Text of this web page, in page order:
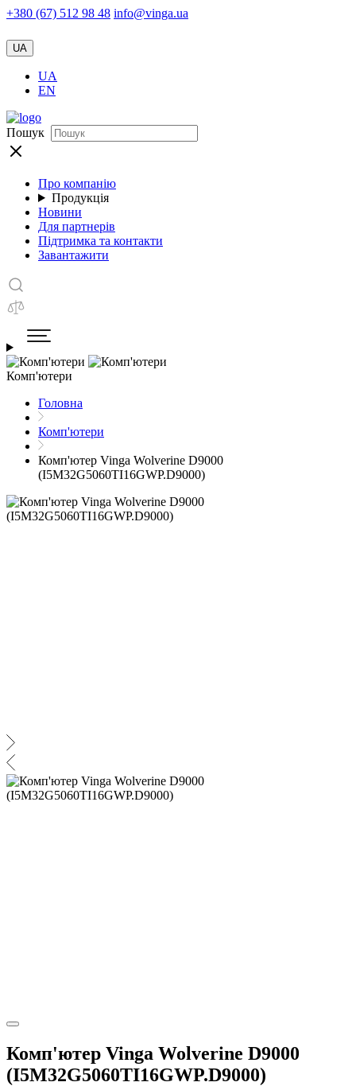
+380 (67) 512 98 48 info@vinga.ua
UA
UA
EN
Пошук
Про компанію
Продукція
Новини
Для партнерів
Підтримка та контакти
Завантажити
Комп'ютери
Головна
Комп'ютери
Комп'ютер Vinga Wolverine D9000
(I5M32G5060TI16GWP.D9000)
Комп'ютер Vinga Wolverine D9000
(I5M32G5060TI16GWP.D9000)